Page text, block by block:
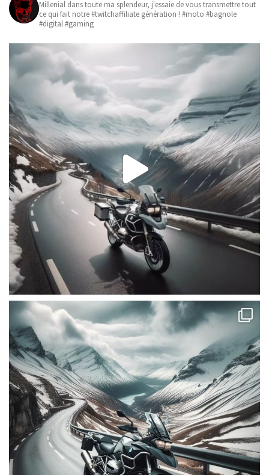
Millenial dans toute ma splendeur, j'essaie de vous transmettre tout
ce qui fait notre #twitchaffiliate génération ! #moto #bagnole
#digital #gaming